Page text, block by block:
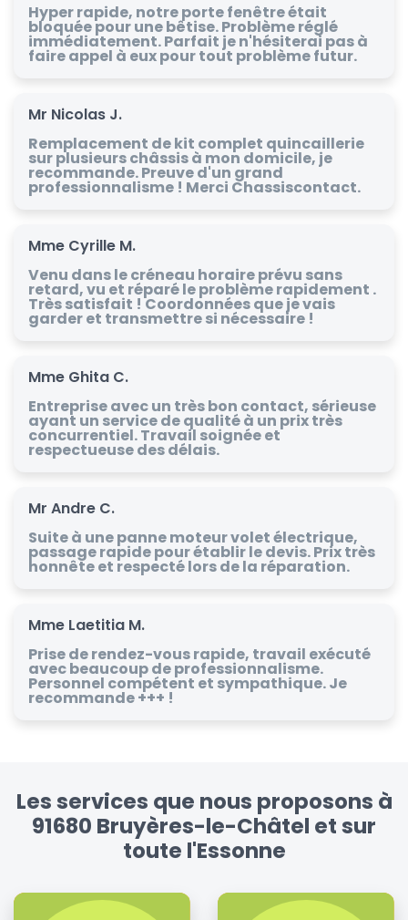
Hyper rapide, notre porte fenêtre était
bloquée pour une bêtise. Problème réglé
immédiatement. Parfait je n'hésiterai pas à
faire appel à eux pour tout problème futur.
Mr Nicolas J.
Remplacement de kit complet quincaillerie
sur plusieurs châssis à mon domicile, je
recommande. Preuve d'un grand
professionnalisme ! Merci Chassiscontact.
Mme Cyrille M.
Venu dans le créneau horaire prévu sans
retard, vu et réparé le problème rapidement .
Très satisfait ! Coordonnées que je vais
garder et transmettre si nécessaire !
Mme Ghita C.
Entreprise avec un très bon contact, sérieuse
ayant un service de qualité à un prix très
concurrentiel. Travail soignée et
respectueuse des délais.
Mr Andre C.
Suite à une panne moteur volet électrique,
passage rapide pour établir le devis. Prix très
honnête et respecté lors de la réparation.
Mme Laetitia M.
Prise de rendez-vous rapide, travail exécuté
avec beaucoup de professionnalisme.
Personnel compétent et sympathique. Je
recommande +++ !
Les services que nous proposons à
91680 Bruyères-le-Châtel et sur
toute l'Essonne